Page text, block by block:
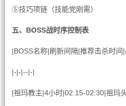
⑤技巧项链（技能党刚需）
五、BOSS战时序控制表
|BOSS名称|刷新间隔|推荐击杀时间
|-|-|--|-|
|祖玛教主|4小时|02:15-02:30|祖玛